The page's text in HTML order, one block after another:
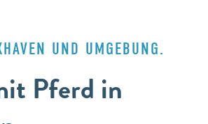
Pferd in
UND UMGEBUNG.